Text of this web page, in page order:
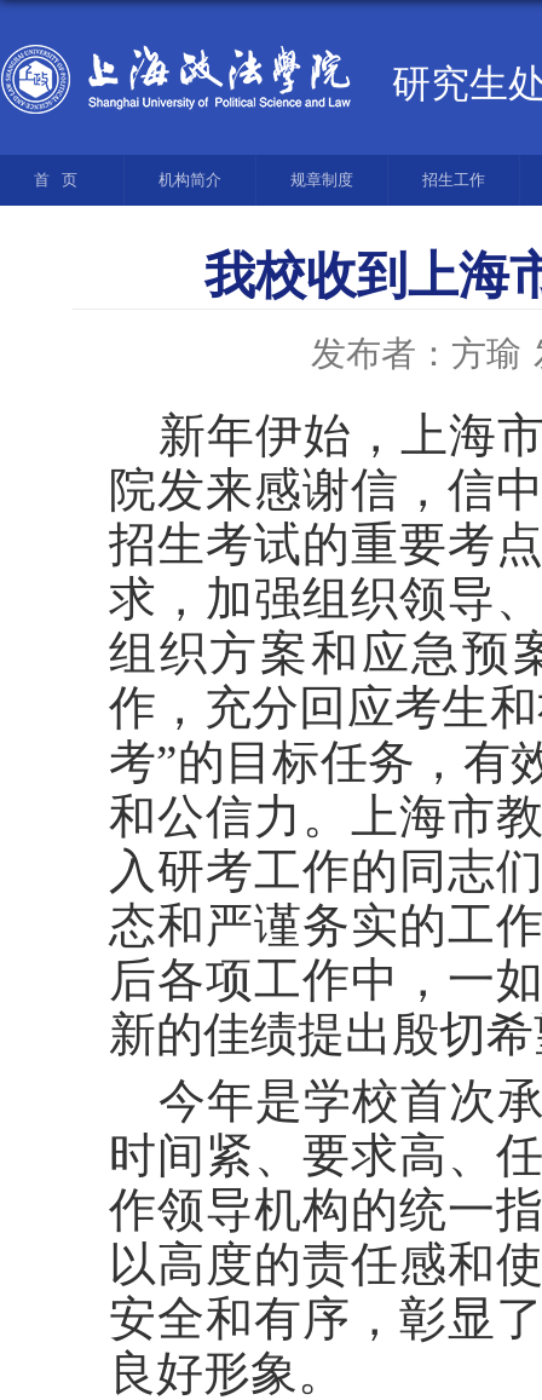
研究生
首页 机构简介 规章制度 招生工作
我校收到上海
发布者：方瑜
新年伊始，
上海
院发来感谢信，信
招生考试的重要考
求，加强组织领导
组织方案和应急预
作，充分回应考生
考”的目标任务，有
和公信力。上海市
入研考工作的同志
态和严谨务实的工
后各项工作中，一
新的佳绩提出殷切
今年是学校首次
时间紧、要求高、
作领导机构的统一
以高度的责任感和
安全和有序，彰显
良好形象。